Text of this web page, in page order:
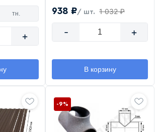
тн.
+
938 ₽/ шт. 1 032 ₽
- +
В корзину
-9%